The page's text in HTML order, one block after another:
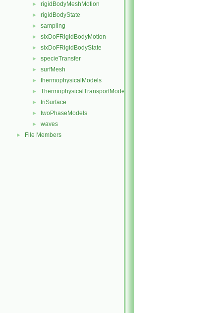
► rigidBodyMeshMotion
► rigidBodyState
► sampling
► sixDoFRigidBodyMotion
► sixDoFRigidBodyState
► specieTransfer
► surfMesh
► thermophysicalModels
► ThermophysicalTransportModels
► triSurface
► twoPhaseModels
► waves
► File Members